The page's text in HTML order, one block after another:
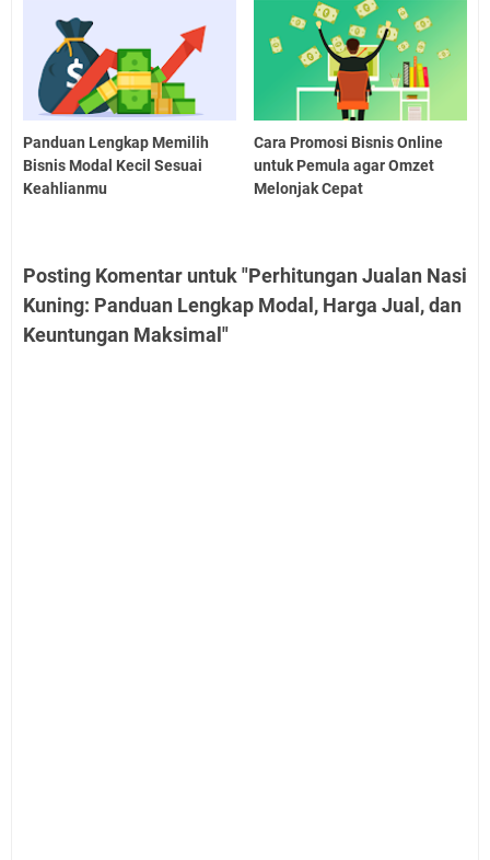
Panduan Lengkap Memilih
Bisnis Modal Kecil Sesuai
Keahlianmu
Cara Promosi Bisnis Online
untuk Pemula agar Omzet
Melonjak Cepat
Posting Komentar untuk "Perhitungan Jualan Nasi
Kuning: Panduan Lengkap Modal, Harga Jual, dan
Keuntungan Maksimal"